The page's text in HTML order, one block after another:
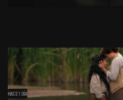
HACE 1 DÍA